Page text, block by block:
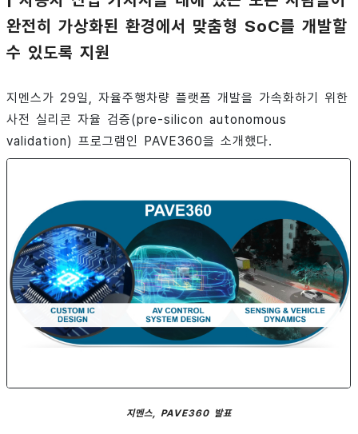
완전히 가상화된 환경에서 맞춤형 SoC를 개발할
수 있도록 지원
지멘스가 29일, 자율주행차량 플랫폼 개발을 가속화하기 위한
사전 실리콘 자율 검증(pre-silicon autonomous
validation) 프로그램인 PAVE360을 소개했다.
지멘스, PAVE360 발표